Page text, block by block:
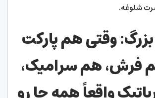
شلوغه.
وقتی هم پارکت
فرش، هم سرامیک،